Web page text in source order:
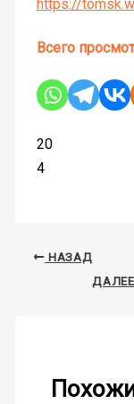
https://
Всего
20
4
НАЗАД
ДАЛЕЕ